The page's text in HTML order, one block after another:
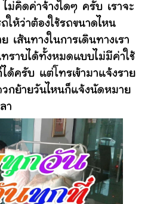
ม่คิดค่าจ้างใดๆ ครับ เราจะ
ให้ว่าต้องใช้รถขนาดไหน
เส้นทางในการเดินทางเรา
ราบได้ทั้งหมดแบบไม่มีค่าใช้
ด้ครับ แต่โทรเข้ามาแจ้งราย
กย้ายวันไหนก็แจ้งนัดหมาย
า